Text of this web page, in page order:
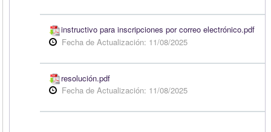
instructivo para inscripciones por correo electrónico.pdf
Fecha de Actualización: 11/08/2025
resolución.pdf
Fecha de Actualización: 11/08/2025